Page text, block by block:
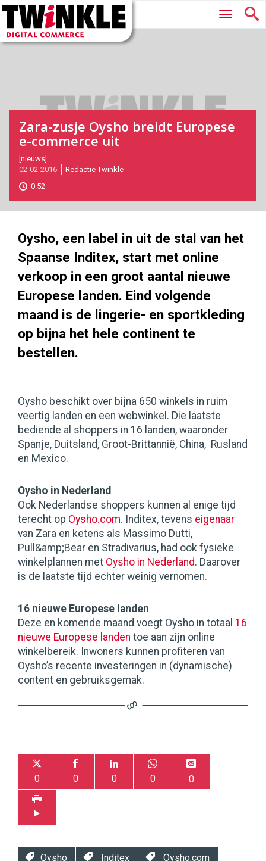
Twinkle
Digital
Commerce
Hoofdmenu
Zara-zusje Oysho breidt Europese
e-commerce uit
2016-
02-
02T14:55:00
2017-
05-
[nieuws]
02-02-2016
Redactie Twinkle
0:52
Oysho, een label in uit de stal van het
Spaanse Inditex, start met online
verkoop in een groot aantal nieuwe
Europese landen. Eind volgende
maand is de lingerie- en sportkleding
op bijna het hele continent te
bestellen.
Oysho beschikt over bijna 650 winkels in ruim
veertig landen en een webwinkel. Die laatste
bediende al shoppers in 16 landen, waaronder
Spanje, Duitsland, Groot-Brittannië, China, Rusland
en Mexico.
Oysho in Nederland
Ook Nederlandse shoppers kunnen al enige tijd
terecht op Oysho.com. Inditex, tevens eigenaar
van Zara en ketens als Massimo Dutti,
Pull&amp;Bear en Stradivarius, had ook fysieke
winkelplannen met Oysho in Nederland. Daarover
is de laatste tijd echter weinig vernomen.
16 nieuwe Europese landen
Deze en komende maand voegt Oysho in totaal 16
nieuwe Europese landen toe aan zijn online
winkelbereik. Inwoners kunnen profiteren van
Oysho’s recente investeringen in (dynamische)
content en gebruiksgemak.
0 0 0 0 0
Oysho Inditex Oysho.com